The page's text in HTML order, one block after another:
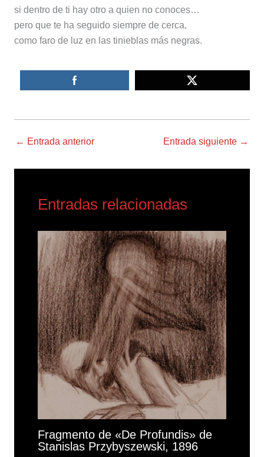
si dentro de ti hay otro a quien no conoces…
pero que te ha seguido siempre de cerca,
como faro de luz en las tinieblas más negras.
← Entrada anterior Entrada siguiente →
Entradas relacionadas
Fragmento de «De Profundis» de
Stanislas Przybyszewski, 1896